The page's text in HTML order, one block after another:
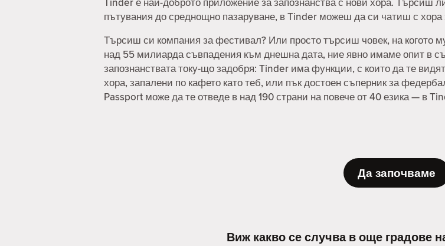
пътувания до среднощно пазаруване, в Tinder можеш да си чатиш с
Търсиш си компания за фестивал? Или просто търсиш човек, на когото
над 55 милиарда съвпадения към днешна дата, ние явно имаме опит в
запознанствата току-що задобря: Tinder има функции, с които да те
хора, запалени по кафето като теб, или пък достоен съперник за
Passport може да те отведе в над 190 страни на повече от 40 езика — в
Да започваме
Виж какво се случва в още градове